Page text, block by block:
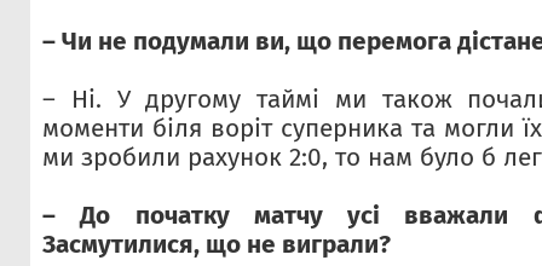
– Чи не подумали ви, що перемога
– Ні. У другому таймі ми також
моменти біля воріт суперника та могли
ми зробили рахунок 2:0, то нам було б
– До початку матчу усі вважали
Засмутилися, що не виграли?